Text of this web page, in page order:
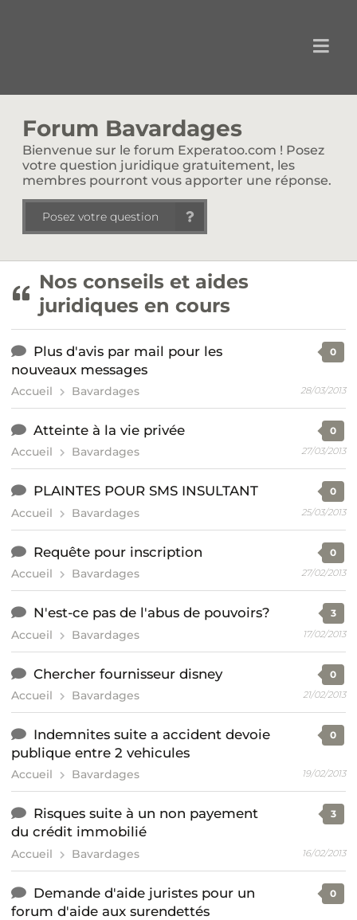
Forum Bavardages
Bienvenue sur le forum Experatoo.com ! Posez
votre question juridique gratuitement, les
membres pourront vous apporter une réponse.
Posez votre question
Nos conseils et aides
juridiques en cours
Plus d'avis par mail pour les
nouveaux messages
Accueil Bavardages
0
28/03/2013
Atteinte à la vie privée
Accueil Bavardages
0
27/03/2013
PLAINTES POUR SMS INSULTANT
Accueil Bavardages
0
25/03/2013
Requête pour inscription
Accueil Bavardages
0
27/02/2013
N'est-ce pas de l'abus de pouvoirs?
Accueil Bavardages
3
17/02/2013
Chercher fournisseur disney
Accueil Bavardages
0
21/02/2013
Indemnites suite a accident devoie
publique entre 2 vehicules
Accueil Bavardages
0
19/02/2013
Risques suite à un non payement
du crédit immobilié
Accueil Bavardages
3
16/02/2013
Demande d'aide juristes pour un
forum d'aide aux surendettés
0